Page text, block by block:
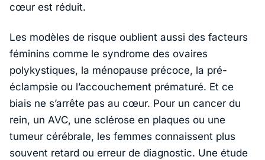
cœur est réduit.
Les modèles de risque oublient aussi des facteurs
féminins comme le syndrome des ovaires
polykystiques, la ménopause précoce, la pré-
éclampsie ou l’accouchement prématuré. Et ce
biais ne s’arrête pas au cœur. Pour un cancer du
rein, un AVC, une sclérose en plaques ou une
tumeur cérébrale, les femmes connaissent plus
souvent retard ou erreur de diagnostic. Une étude